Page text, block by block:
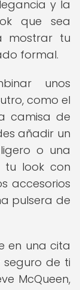
y la
que sea
mostrar tu
formal.
unos
como el
camisa de
añadir un
o una
tu look con
accesorios
pulsera de
en una cita
de ti
McQueen,